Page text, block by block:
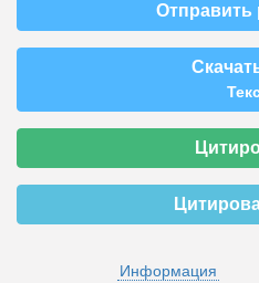
Отправить
Информация